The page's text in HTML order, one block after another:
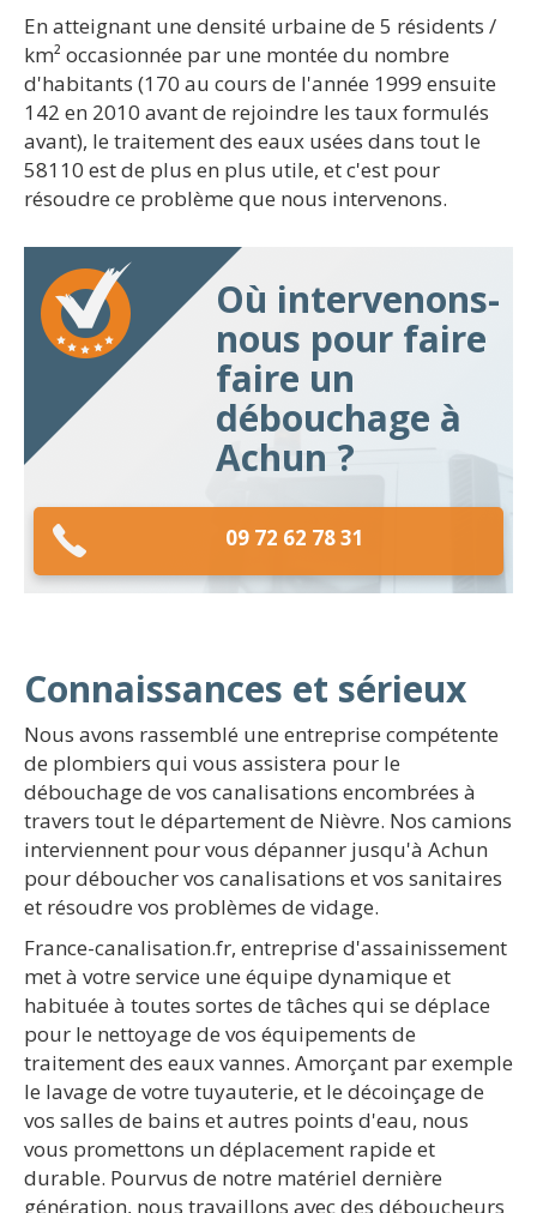
En atteignant une densité urbaine de 5 résidents /
km² occasionnée par une montée du nombre
d'habitants (170 au cours de l'année 1999 ensuite
142 en 2010 avant de rejoindre les taux formulés
avant), le traitement des eaux usées dans tout le
58110 est de plus en plus utile, et c'est pour
résoudre ce problème que nous intervenons.
Où intervenons-
nous pour faire
faire un
débouchage à
Achun ?
09 72 62 78 31
Connaissances et sérieux
Nous avons rassemblé une entreprise compétente
de plombiers qui vous assistera pour le
débouchage de vos canalisations encombrées à
travers tout le département de Nièvre. Nos camions
interviennent pour vous dépanner jusqu'à Achun
pour déboucher vos canalisations et vos sanitaires
et résoudre vos problèmes de vidage.
France-canalisation.fr, entreprise d'assainissement
met à votre service une équipe dynamique et
habituée à toutes sortes de tâches qui se déplace
pour le nettoyage de vos équipements de
traitement des eaux vannes. Amorçant par exemple
le lavage de votre tuyauterie, et le décoinçage de
vos salles de bains et autres points d'eau, nous
vous promettons un déplacement rapide et
durable. Pourvus de notre matériel dernière
génération, nous travaillons avec des déboucheurs